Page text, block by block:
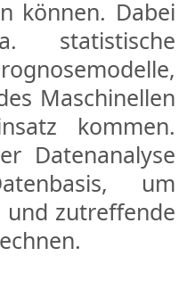
können. Dabei
statistische
Maschinellen
kommen.
Datenanalyse
um
und zutreffende